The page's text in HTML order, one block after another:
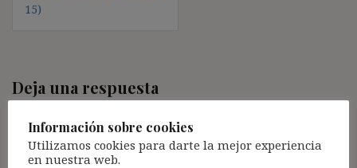
15)
Deja una respuesta
campos obligatorios están marcados con
Comentario*
Información sobre cookies
Utilizamos cookies para darte la mejor experiencia
en nuestra web.